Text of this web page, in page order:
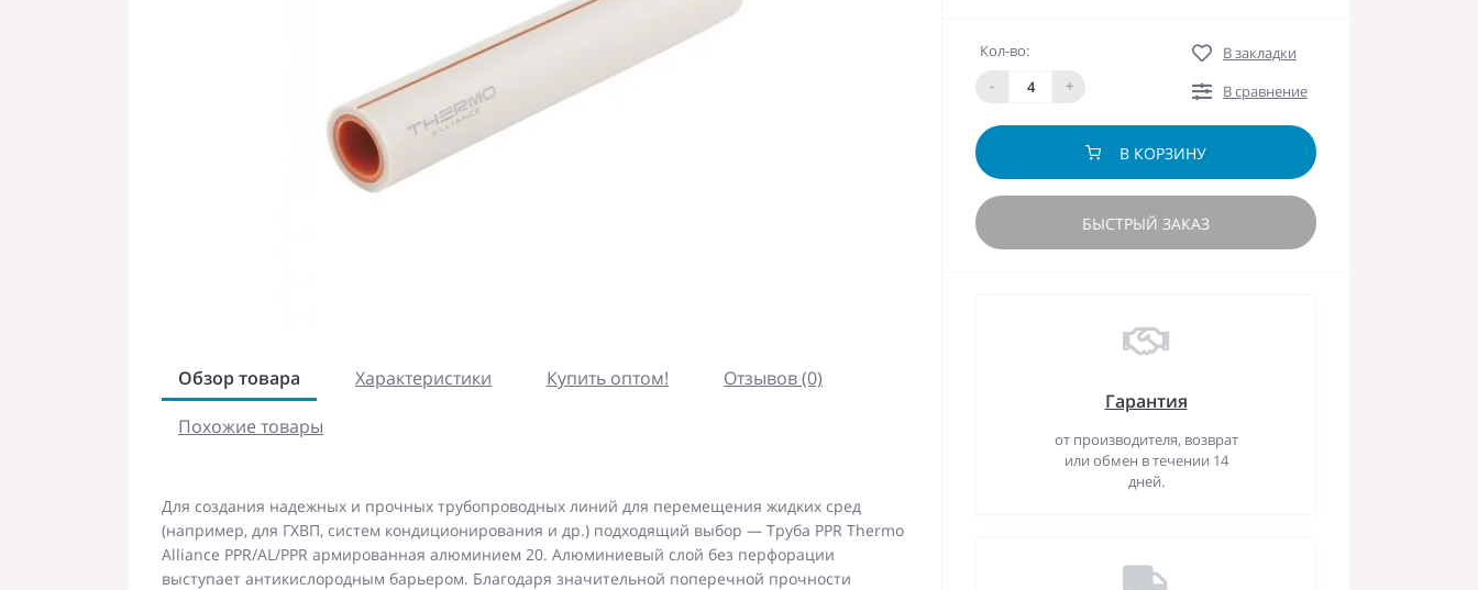
Обзор товара Характеристики Купить оптом!
Отзывов (0)
Похожие товары
Для создания надежных и прочных трубопроводных линий для перемещения жидких сред
(например, для ГХВП, систем кондиционирования и др.) подходящий выбор — Труба PPR Thermo
Alliance PPR/AL/PPR армированная алюминием 20. Алюминиевый слой без перфорации
выступает антикислородным барьером. Благодаря значительной поперечной прочности
Кол-во:
-
+
В закладки
В сравнение
В КОРЗИНУ
БЫСТРЫЙ ЗАКАЗ
Гарантия
от производителя, возврат
или обмен в течении 14
дней.